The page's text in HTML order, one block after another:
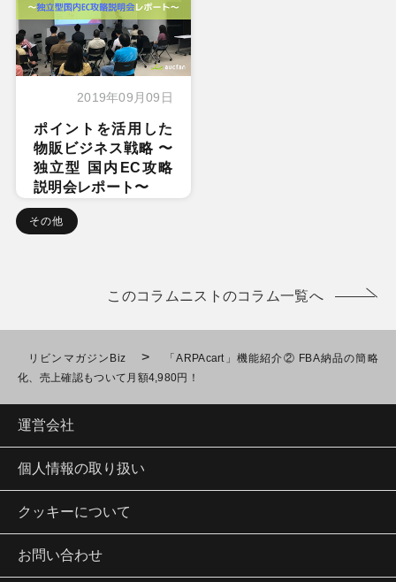
2019年09月09日
ポイントを活用した
物販ビジネス戦略 〜
独立型 国内EC攻略
説明会レポート〜
その他
このコラムニストのコラム一覧へ
リビンマガジンBiz >
「ARPAcart」機能紹介② FBA納品の簡略
化、売上確認もついて月額4,980円！
運営会社
個人情報の取り扱い
クッキーについて
お問い合わせ